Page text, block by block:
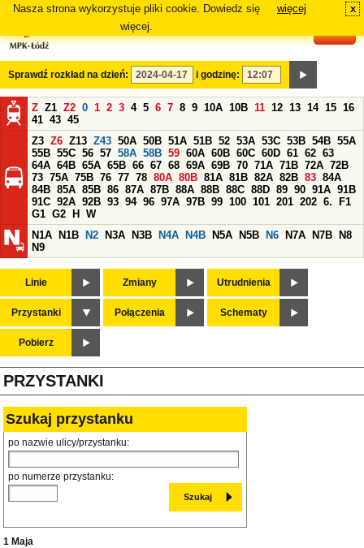
Nasza strona wykorzystuje pliki cookie. Dowiedz się
więcej.
więcej x
Sprawdź rozkład na dzień: i godzinę:
Z Z1 Z2 0 1 2 3 4 5 6 7 8 9 10A 10B 11 12 13 14 15 16
41 43 45
Z3 Z6 Z13 Z43 50A 50B 51A 51B 52 53A 53C 53B 54B 55A
55B 55C 56 57 58A 58B 59 60A 60B 60C 60D 61 62 63
64A 64B 65A 65B 66 67 68 69A 69B 70 71A 71B 72A 72B
73 75A 75B 76 77 78 80A 80B 81A 81B 82A 82B 83 84A
84B 85A 85B 86 87A 87B 88A 88B 88C 88D 89 90 91A 91B
91C 92A 92B 93 94 96 97A 97B 99 100 101 201 202 6.
F1
G1 G2 H
W
N1A
N1B N2 N3A N3B N4A N4B N5A N5B N6 N7A N7B
N8
N9
Linie Zmiany Utrudnienia
Przystanki Połączenia Schematy
Pobierz
PRZYSTANKI
Szukaj przystanku
po nazwie ulicy/przystanku:
po numerze przystanku:
1 Maja